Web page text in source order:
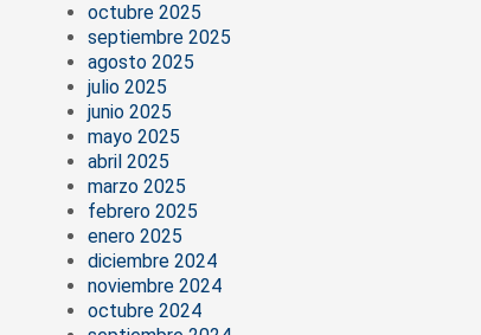
octubre 2025
septiembre 2025
agosto 2025
julio 2025
junio 2025
mayo 2025
abril 2025
marzo 2025
febrero 2025
enero 2025
diciembre 2024
noviembre 2024
octubre 2024